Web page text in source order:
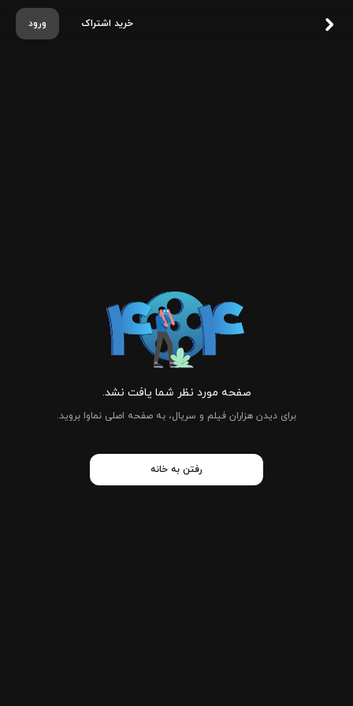
ورود خرید اشتراک
صفحه مورد نظر شما یافت نشد.
برای دیدن هزاران فیلم و سریال، به صفحه اصلی نماوا بروید.
رفتن به خانه